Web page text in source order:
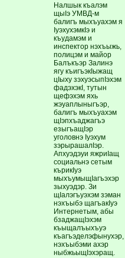
Налшык къалэм
щыIэ УМВД-м
балигъ мыхъуахэм я
IуэхухэмкIэ и
къудамэм и
инспектор нэхъыжь,
полицэм и майор
Балъкъэр Залинэ
ягу къигъэкIыжащ
цIыху зэхуэсыпIэхэм
фадэхэкI, тутын
щефэхэм яхь
жэуаплыныгъэр,
балигъ мыхъуахэм
щIэпхъаджагъэ
езыгъащIэр
уголовнэ Iуэхум
зэрырашалIэр.
Апхуэдэуи яжриIащ
социальнэ сетым
кърикIуэ
мыхъумыщIагъэхэр
зыхуэдэр. Зи
щIалэгъуэхэм зэман
нэхъыбэ щагъакIуэ
Интернетым, абы
бзаджащIэхэм
къыщалъыхъуэ
къагъэделэфынухэр,
нэхъыбэми ахэр
ныбжьыщIэхэращ.